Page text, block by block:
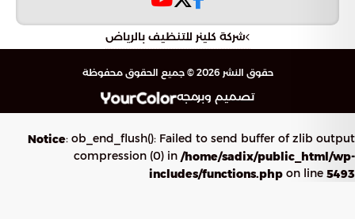
شركة كلينر للتنظيف بالرياض
حقوق النشر 2026 © جميع الحقوق محفوظة
تصميم وبرمجه
Notice: ob_end_flush(): Failed to send buffer of zlib output
compression (0) in /home/sadix/public_html/wp-
includes/functions.php on line 5493